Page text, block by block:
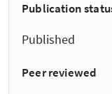
Publication
Published
Peer reviewed